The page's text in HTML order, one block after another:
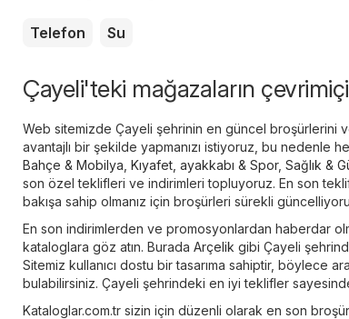
Telefon Su
Çayeli'teki mağazaların
Web sitemizde Çayeli şehrinin en güncel broşürlerini
avantajlı bir şekilde yapmanızı istiyoruz, bu nedenle
Bahçe & Mobilya Kıyafet, ayakkabı & Spor, Sağlık &
son özel teklifleri ve indirimleri topluyoruz. En son
bakışa sahip olmanız için broşürleri sürekli
En son indirimlerden ve promosyonlardan haberdar
kataloglara göz atın. Burada Arçelik gibi Çayeli
Sitemiz kullanıcı dostu bir tasarıma sahiptir, böylece
bulabilirsiniz. Çayeli şehrindeki en iyi teklifler
Kataloglar.com.tr sizin için düzenli olarak en son